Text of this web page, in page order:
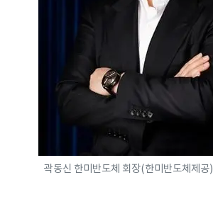
곽동신 한미반도체 회장(한미반도체제공)